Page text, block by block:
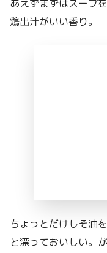
あえずまずはスープ
鶏出汁がいい香り。
ちょっとだけしそ油
と漂っておいしい。